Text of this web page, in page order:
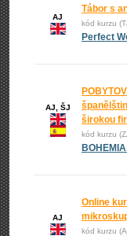
AJ
Tábor s
kód kurzu
Perfect
AJ, ŠJ
širokou
kód kurzu
AJ
Online
kód kurzu